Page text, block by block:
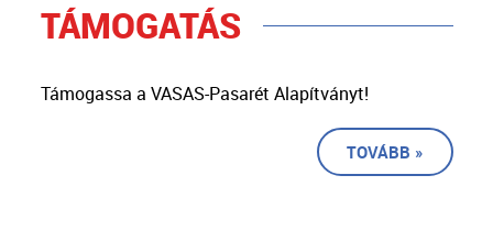
TÁMOGATÁS
Támogassa a VASAS-Pasarét Alapítványt!
TOVÁBB »